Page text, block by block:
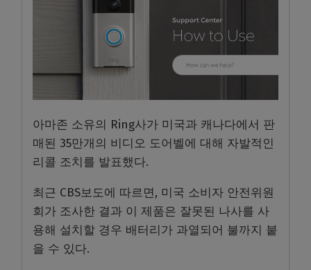
아마존 소유의 Ring사가 미국과 캐나다에서 판
매된 35만개의 비디오 도어벨에 대해 자발적인
리콜 조치를 발표했다.
최근 CBS보도에 따르면, 미국 소비자 안전위원
회가 조사한 결과 이 제품은 잘못된 나사를 사
용해 설치할 경우 배터리가 과열되어 불까지 붙
을 수 있다.